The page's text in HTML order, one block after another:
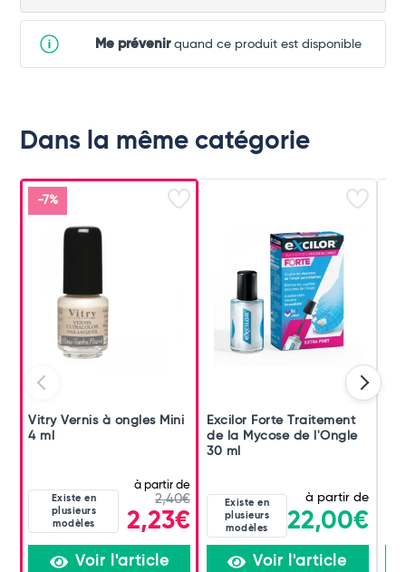
Me prévenirquand ce produit est disponible
Dans la même catégorie
-7%
Vitry Vernis à ongles Mini
4 ml
Existe en
plusieurs
modèles
à partir de
2,40€
2,23€
Voir l'article
Excilor Forte Traitement
de la Mycose de l'Ongle
30 ml
Existe en
plusieurs
modèles
à partir de
22,00€
Voir l'article